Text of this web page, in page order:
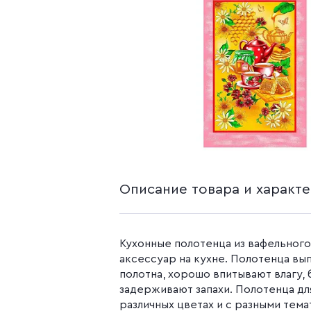
Бязь
Бязь набивная
Поплин
Поплин 150 см
Поплин 220 см
Поплин
Поплин
Описание товара и
Кухонные полотенца из
аксессуар на кухне. Полотенца
полотна, хорошо впитывают влагу,
задерживают запахи. Полотенца
различных цветах и с разными